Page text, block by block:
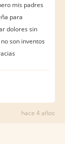
mis padres
para
dolores sin
son inventos
hace 4 años